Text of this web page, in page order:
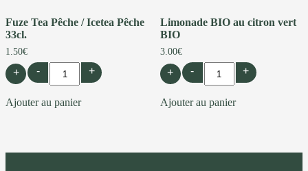
Fuze Tea Pêche / Icetea Pêche
33cl.
1.50€
+ - +
Ajouter au panier
Limonade BIO au citron vert
BIO
3.00€
+ - +
Ajouter au panier